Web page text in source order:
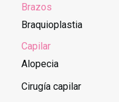
Brazos
Braquioplastia
Capilar
Alopecia
Cirugía capilar